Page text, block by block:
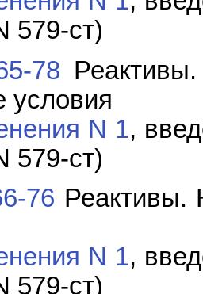
579-ст)
78
условия
N 1,
579-ст)
76 Реактивы.
N 1,
579-ст)